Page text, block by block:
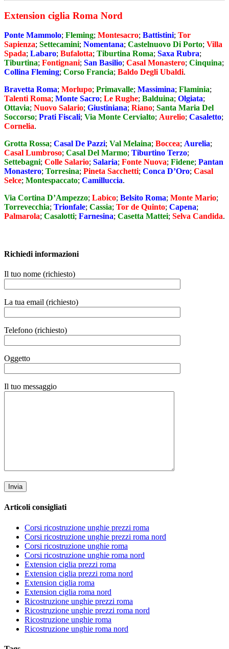
Extension ciglia Roma Nord
Ponte Mammolo; Fleming; Montesacro; Battistini; Tor
Sapienza; Settecamini; Nomentana; Castelnuovo Di Porto; Villa
Spada; Labaro; Bufalotta; Tiburtina Roma; Saxa Rubra;
Tiburtina; Fontignani; San Basilio; Casal Monastero; Cinquina;
Collina Fleming; Corso Francia; Baldo Degli Ubaldi.
Bravetta Roma; Morlupo; Primavalle; Massimina; Flaminia;
Talenti Roma; Monte Sacro; Le Rughe; Balduina; Olgiata;
Ottavia; Nuovo Salario; Giustiniana; Riano; Santa Maria Del
Soccorso; Prati Fiscali; Via Monte Cervialto; Aurelio; Casaletto;
Cornelia.
Grotta Rossa; Casal De Pazzi; Val Melaina; Boccea; Aurelia;
Casal Lumbroso; Casal Del Marmo; Tiburtino Terzo;
Settebagni; Colle Salario; Salaria; Fonte Nuova; Fidene; Pantan
Monastero; Torresina; Pineta Sacchetti; Conca D’Oro; Casal
Selce; Montespaccato; Camilluccia.
Via Cortina D’Ampezzo; Labico; Belsito Roma; Monte Mario;
Torrevecchia; Trionfale; Cassia; Tor de Quinto; Capena;
Palmarola; Casalotti; Farnesina; Casetta Mattei; Selva Candida.
Richiedi informazioni
Il tuo nome (richiesto)
La tua email (richiesto)
Telefono (richiesto)
Oggetto
Il tuo messaggio
Articoli consigliati
Corsi ricostruzione unghie prezzi roma
Corsi ricostruzione unghie prezzi roma nord
Corsi ricostruzione unghie roma
Corsi ricostruzione unghie roma nord
Extension ciglia prezzi roma
Extension ciglia prezzi roma nord
Extension ciglia roma
Extension ciglia roma nord
Ricostruzione unghie prezzi roma
Ricostruzione unghie prezzi roma nord
Ricostruzione unghie roma
Ricostruzione unghie roma nord